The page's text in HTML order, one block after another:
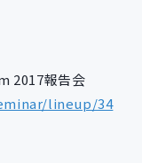
2017報告会
lineup/34